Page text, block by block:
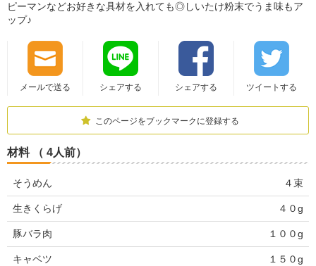
ピーマンなどお好きな具材を入れても◎しいたけ粉末でうま味もア
ップ♪
メールで送る シェアする シェアする ツイートする
このページをブックマークに登録する
材料 （ 4人前）
そうめん ４束
生きくらげ ４０g
豚バラ肉 １００g
キャベツ １５０g